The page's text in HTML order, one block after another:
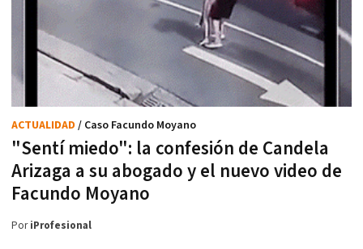
"Sentí miedo": la confesión de Candela
Arizaga a su abogado y el nuevo video de
Facundo Moyano
ACTUALIDAD / Caso Facundo Moyano
PoriProfesional